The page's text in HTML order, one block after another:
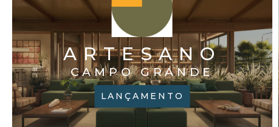
ARTESANO
CAMPO GRANDE
LANÇAMENTO